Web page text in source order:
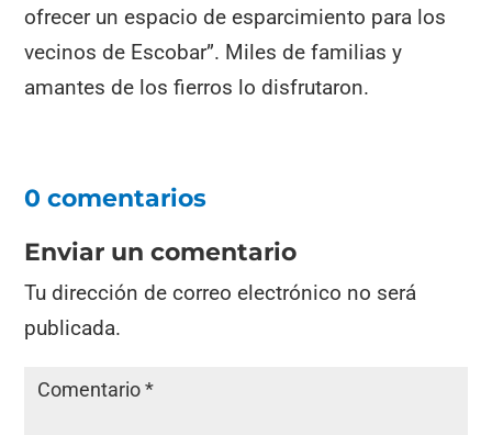
ofrecer un espacio de esparcimiento para los
vecinos de Escobar”. Miles de familias y
amantes de los fierros lo disfrutaron.
0 comentarios
Enviar un comentario
Tu dirección de correo electrónico no será
publicada.